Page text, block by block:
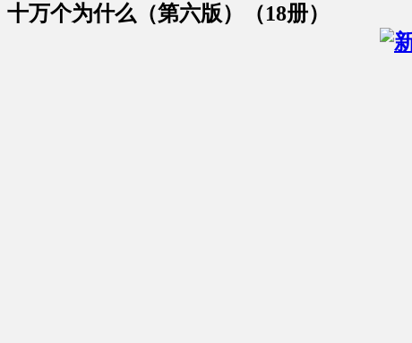
十万个为什么（第六版）（18册）